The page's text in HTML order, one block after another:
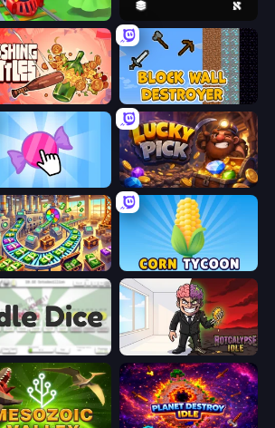
Miner Omega Layers
Bottles Block Wall Destroyer
Clicker 2 Lucky Pick
Money Factory: Tycoon Idle Game Corn Tycoon
Rotcalypse: Idle Incremental